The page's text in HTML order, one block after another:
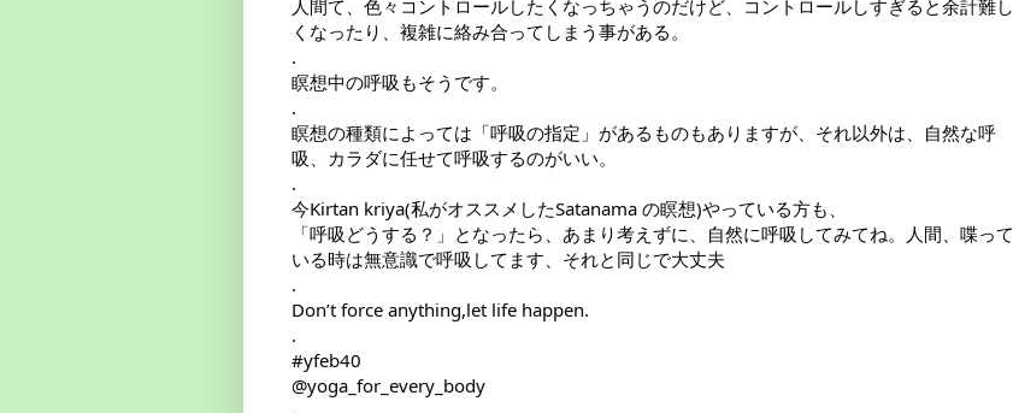
人間て、色々コントロールしたくなっちゃうのだけど、コントロールしすぎると余計難し
くなったり、複雑に絡み合ってしまう事がある。
.
瞑想中の呼吸もそうです。
.
瞑想の種類によっては「呼吸の指定」があるものもありますが、それ以外は、自然な呼
吸、カラダに任せて呼吸するのがいい。
.
今Kirtan kriya(私がオススメしたSatanama の瞑想)やっている方も、
「呼吸どうする？」となったら、あまり考えずに、自然に呼吸してみてね。人間、喋って
いる時は無意識で呼吸してます、それと同じで大丈夫
.
Don’t force anything,let life happen.
#yfeb40
@yoga_for_every_body